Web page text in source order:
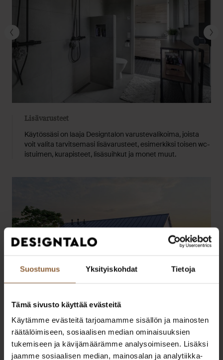
Suostumus Yksityiskohdat Tietoja
Tämä sivusto käyttää evästeitä
Käytämme evästeitä tarjoamamme sisällön ja mainosten
räätälöimiseen, sosiaalisen median ominaisuuksien
tukemiseen ja kävijämäärämme analysoimiseen. Lisäksi
jaamme sosiaalisen median, mainosalan ja analytiikka-
Lisävarusteet
Käytössäsi on laaja Designtalon varustevalikoima, joista
voit valita tarvitsemasi lisävarusteet, esimerkiksi toisen wc-
istuimen, kurapisteet, lisäsuihkut ja monet muut.
Ulkoverhoilu
Ideal-kotisi ulkoverhoilun voit valita mielesi mukaan joko